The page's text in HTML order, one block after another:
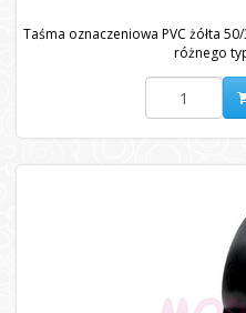
Taśma oznaczeniowa PVC żółta
różnego